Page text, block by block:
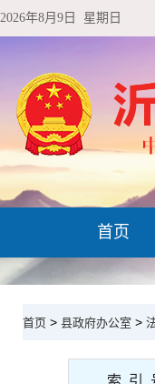
2026年8月9日 星期日
首页
首页 > 县政府办公室 >
索 引